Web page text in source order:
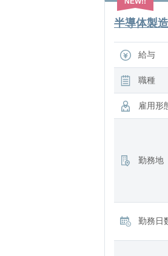
半導体製
給与
職種
雇用形
勤務地
勤務日